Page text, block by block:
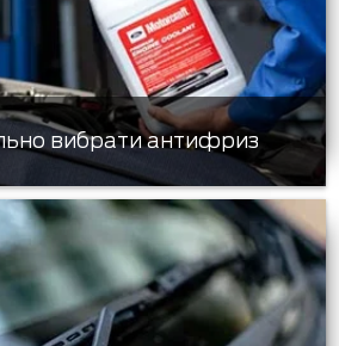
вибрати антифриз